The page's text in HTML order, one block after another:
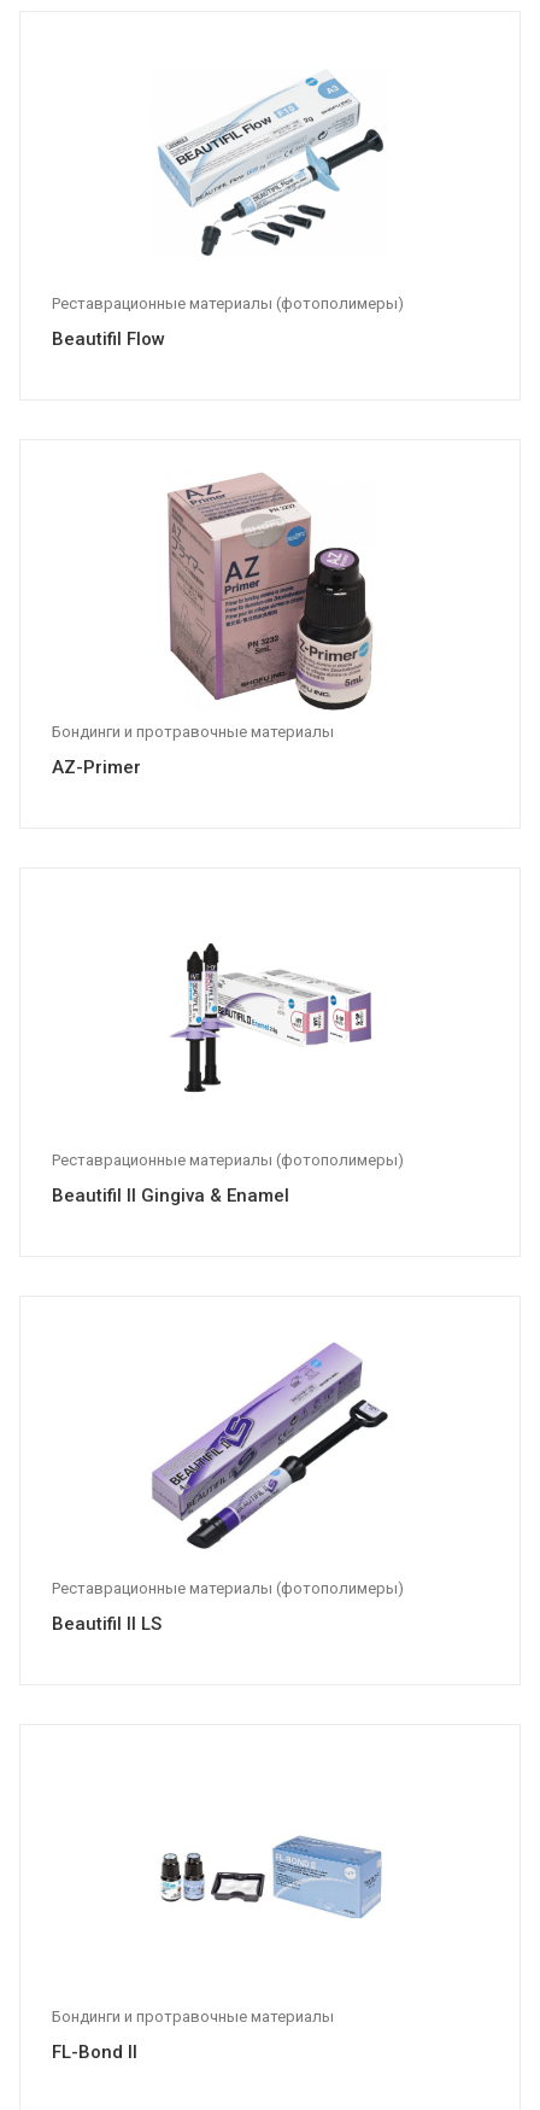
Реставрационные материалы (фотополимеры)
Beautifil Flow
Бондинги и протравочные материалы
AZ-Primer
Реставрационные материалы (фотополимеры)
Beautifil II Gingiva & Enamel
Реставрационные материалы (фотополимеры)
Beautifil II LS
Бондинги и протравочные материалы
FL-Bond II